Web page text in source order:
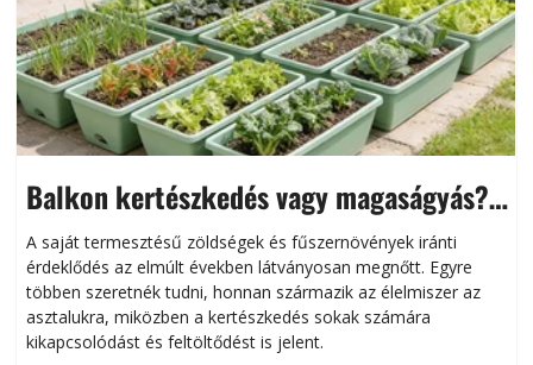
Balkon kertészkedés vagy magaságyás?
Helytakarékos kertészkedés
A saját termesztésű zöldségek és fűszernövények iránti
érdeklődés az elmúlt években látványosan megnőtt. Egyre
többen szeretnék tudni, honnan származik az élelmiszer az
asztalukra, miközben a kertészkedés sokak számára
kikapcsolódást és feltöltődést is jelent.